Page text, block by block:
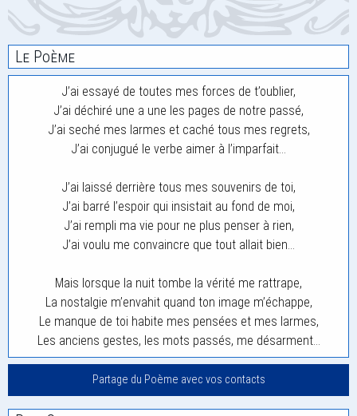
Le Poème
J’ai essayé de toutes mes forces de t’oublier,
J’ai déchiré une a une les pages de notre passé,
J’ai seché mes larmes et caché tous mes regrets,
J’ai conjugué le verbe aimer à l’imparfait…
J’ai laissé derrière tous mes souvenirs de toi,
J’ai barré l’espoir qui insistait au fond de moi,
J’ai rempli ma vie pour ne plus penser à rien,
J’ai voulu me convaincre que tout allait bien…
Mais lorsque la nuit tombe la vérité me rattrape,
La nostalgie m’envahit quand ton image m’échappe,
Le manque de toi habite mes pensées et mes larmes,
Les anciens gestes, les mots passés, me désarment…
Partage du Poème avec vos contacts